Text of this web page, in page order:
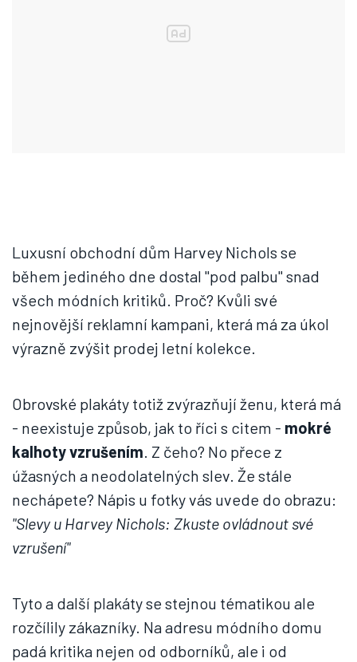
Luxusní obchodní dům Harvey Nichols se
během jediného dne dostal "pod palbu" snad
všech módních kritiků. Proč? Kvůli své
nejnovější reklamní kampani, která má za úkol
výrazně zvýšit prodej letní kolekce.
Obrovské plakáty totiž zvýrazňují ženu, která má
- neexistuje způsob, jak to říci s citem - mokré
kalhoty vzrušením. Z čeho? No přece z
úžasných a neodolatelných slev. Že stále
nechápete? Nápis u fotky vás uvede do obrazu:
"Slevy u Harvey Nichols: Zkuste ovládnout své
vzrušení"
Tyto a další plakáty se stejnou tématikou ale
rozčílily zákazníky. Na adresu módního domu
padá kritika nejen od odborníků, ale i od